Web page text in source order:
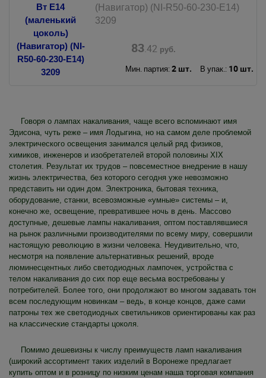
(Навигатор) (NI-R50-60-230-E14)
3209
83.42 руб.
Мин. партия: 2 шт. В упак.: 10 шт.
Говоря о лампах накаливания, чаще всего вспоминают имя
Эдисона, чуть реже – имя Лодыгина, но на самом деле проблемой
электрического освещения занимался целый ряд физиков,
химиков, инженеров и изобретателей второй половины XIX
столетия. Результат их трудов – повсеместное внедрение в нашу
жизнь электричества, без которого сегодня уже невозможно
представить ни один дом. Электроника, бытовая техника,
оборудование, станки, всевозможные «умные» системы – и,
конечно же, освещение, превратившее ночь в день. Массово
доступные, дешевые лампы накаливания, оптом поставлявшиеся
на рынок различными производителями по всему миру, совершили
настоящую революцию в жизни человека. Неудивительно, что,
несмотря на появление альтернативных решений, вроде
люминесцентных либо светодиодных лампочек, устройства с
телом накаливания до сих пор еще весьма востребованы у
потребителей. Более того, они продолжают во многом задавать тон
всем последующим новинкам – ведь, в конце концов, даже сами
патроны тех же светодиодных светильников ориентированы как раз
на классические стандарты цоколя.
Помимо дешевизны к числу преимуществ ламп накаливания
(широкий ассортимент таких изделий в Воронеже предлагает
купить оптом и в розницу по низким ценам наша торговая компания